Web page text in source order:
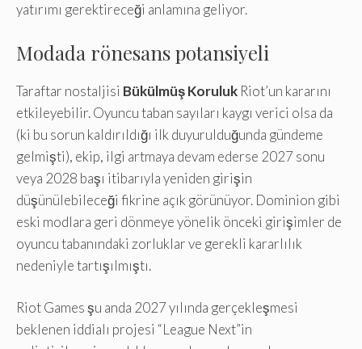
yatırımı gerektireceği anlamına geliyor.
Modada rönesans potansiyeli
Taraftar nostaljisi Bükülmüş Koruluk Riot’un kararını
etkileyebilir. Oyuncu taban sayıları kaygı verici olsa da
(ki bu sorun kaldırıldığı ilk duyurulduğunda gündeme
gelmişti), ekip, ilgi artmaya devam ederse 2027 sonu
veya 2028 başı itibarıyla yeniden girişin
düşünülebileceği fikrine açık görünüyor. Dominion gibi
eski modlara geri dönmeye yönelik önceki girişimler de
oyuncu tabanındaki zorluklar ve gerekli kararlılık
nedeniyle tartışılmıştı.
Riot Games şu anda 2027 yılında gerçekleşmesi
beklenen iddialı projesi “League Next”in